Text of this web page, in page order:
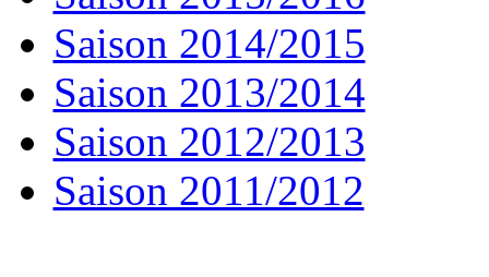
Saison 2014/2015
Saison 2013/2014
Saison 2012/2013
Saison 2011/2012